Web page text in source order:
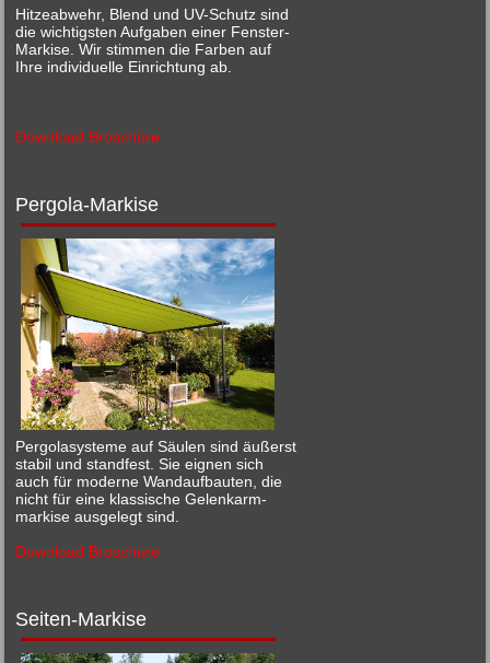
Hitzeabwehr, Blend und UV-Schutz sind
die wichtigsten Aufgaben einer Fenster-
Markise. Wir stimmen die Farben auf
Ihre individuelle Einrichtung ab.
Download Broschüre
Pergola-Markise
Pergolasysteme auf Säulen sind äußerst
stabil und standfest. Sie eignen sich
auch für moderne Wandaufbauten, die
nicht für eine klassische Gelenkarm-
markise ausgelegt sind.
Download Broschüre
Seiten-Markise